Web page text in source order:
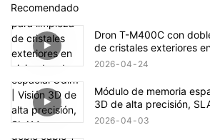
Recomendado
Dron T-M400C con
de cristales exteriores
gama | Alcance de 60 m
2026 04 24
Módulo de memoria
3D de alta precisión,
autónoma
2026 04 03